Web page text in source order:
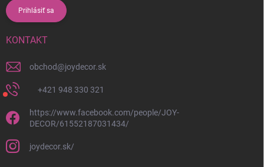
Prihlásiť sa
KONTAKT
obchod@joydecor.sk
+421 948 330 321
https://www.facebook.com/people/JOY-
DECOR/61552187031434/
joydecor.sk/